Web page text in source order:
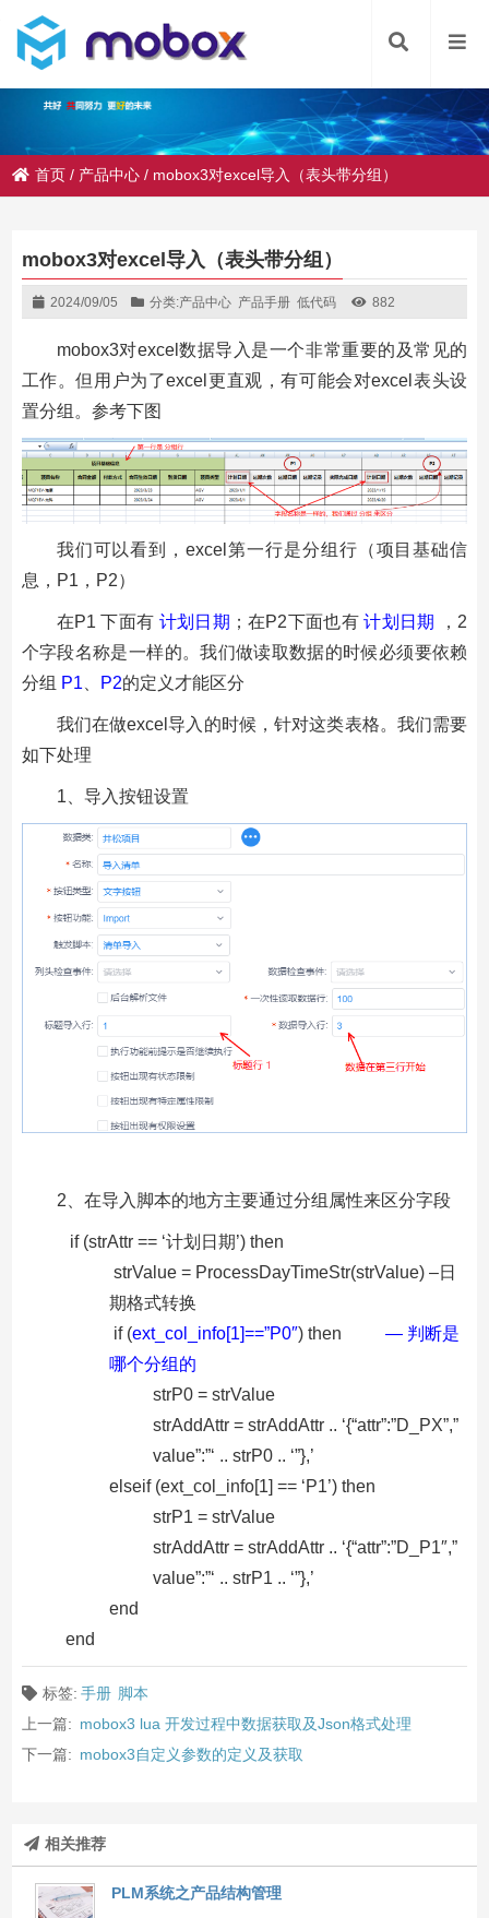
首页 / 产品中心 / mobox3对excel导入（表头带分组）
mobox3对excel导入（表头带分组）
2024/09/05 分类:产品中心 产品手册 低代码 882
mobox3对excel数据导入是一个非常重要的及常见的
工作。但用户为了excel更直观，有可能会对excel表头设
置分组。参考下图
我们可以看到，excel第一行是分组行（项目基础信
息，P1，P2）
在P1 下面有 计划日期 ；在P2下面也有计划日期
，2
个字段名称是一样的。我们做读取数据的时候必须要依赖
分组 P1、 P2的定义才能区分
我们在做excel导入的时候，针对这类表格。我们需要
如下处理
1、导入按钮设置
2、在导入脚本的地方主要通过分组属性来区分字段
if (strAttr == ‘计划日期’) then
strValue = ProcessDayTimeStr(strValue) –日
期格式转换
if (ext_col_info[1]==”P0″) then — 判断是
哪个分组的
strP0 = strValue
strAddAttr = strAddAttr .. ‘{“attr”:”D_PX”,”
value”:”‘ .. strP0 .. ‘”},’
elseif (ext_col_info[1] == ‘P1’) then
strP1 = strValue
strAddAttr = strAddAttr .. ‘{“attr”:”D_P1″,”
value”:”‘ .. strP1 .. ‘”},’
end
end
标签: 手册 脚本
上一篇: mobox3 lua 开发过程中数据获取及Json格式处理
下一篇: mobox3自定义参数的定义及获取
相关推荐
PLM系统之产品结构管理